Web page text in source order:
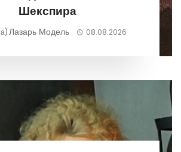
Шекспира
Лазарь Модель 08.08.2026